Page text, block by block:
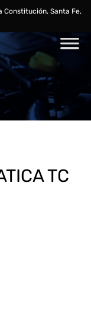
Constitución, Santa Fe,
TC